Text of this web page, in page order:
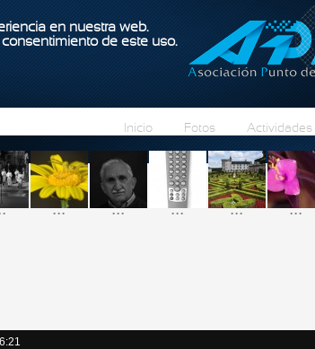
en nuestra web.
de este uso.
Pasar al contenido principal
Inicio Fotos Actividades
... ... ... ... ...